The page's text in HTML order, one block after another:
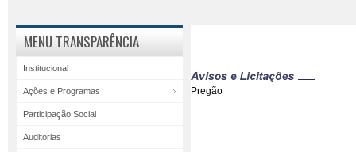
MENU TRANSPARÊNCIA
Institucional
Ações e Programas
Participação Social
Auditorias
Pregão